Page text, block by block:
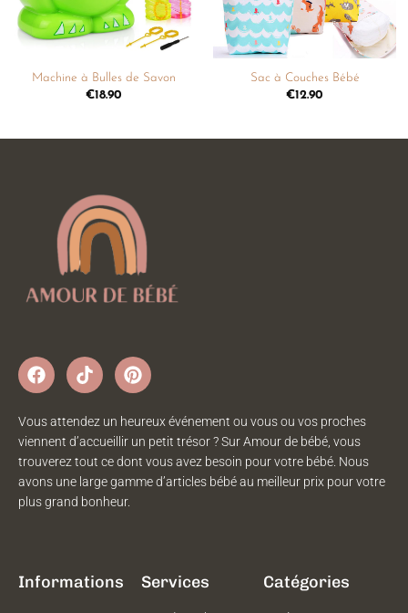
Machine à Bulles de Savon
€18.90
Sac à Couches Bébé
€12.90
Vous attendez un heureux événement ou vous ou vos proches
viennent d’accueillir un petit trésor ? Sur Amour de bébé, vous
trouverez tout ce dont vous avez besoin pour votre bébé. Nous
avons une large gamme d’articles bébé au meilleur prix pour votre
plus grand bonheur.
Informations Services Catégories